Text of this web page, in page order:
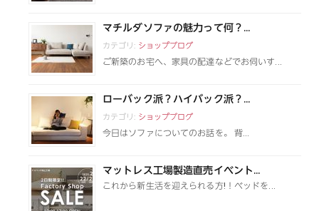
マチルダソファの魅力って何？...
カテゴリ: ショップブログ
ご新築のお宅へ、家具の配達などでお伺いす...
ローバック派？ハイバック派？...
カテゴリ: ショップブログ
今日はソファについてのお話を。 背...
マットレス工場製造直売イベント...
これから新生活を迎えられる方!！ベッドを...